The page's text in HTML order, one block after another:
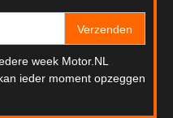
Verzenden
week Motor.NL
ieder moment opzeggen